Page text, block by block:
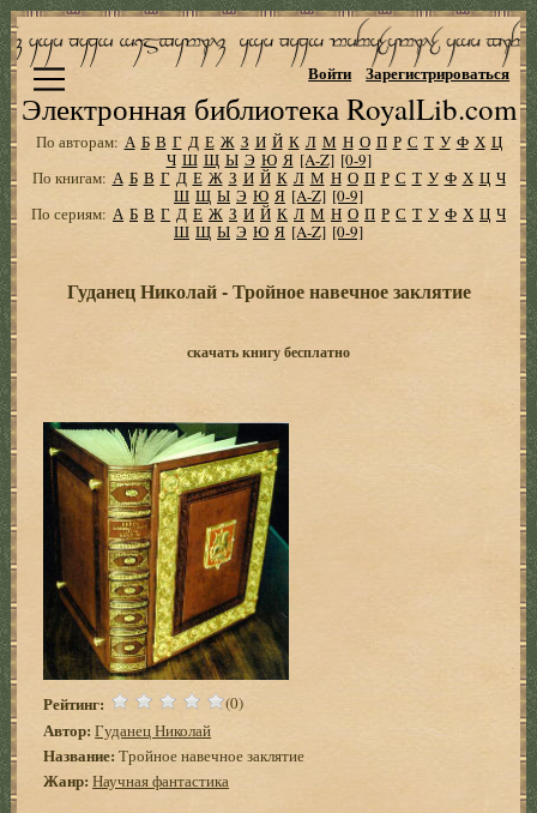
Электронная библиотека RoyalLib.com
Войти Зарегистрироваться
По авторам: А Б В Г Д Е Ж З И Й К Л М Н О П Р С Т У Ф Х Ц
Ч Ш Щ Ы Э Ю Я [A-Z] [0-9]
По книгам: А Б В Г Д Е Ж З И Й К Л М Н О П Р С Т У Ф Х Ц Ч
Ш Щ Ы Э Ю Я [A-Z] [0-9]
По сериям: А Б В Г Д Е Ж З И Й К Л М Н О П Р С Т У Ф Х Ц Ч
Ш Щ Ы Э Ю Я [A-Z] [0-9]
Гуданец Николай - Тройное навечное заклятие
скачать книгу бесплатно
Рейтинг: (0)
Автор: Гуданец Николай
Название: Тройное навечное заклятие
Жанр: Научная фантастика